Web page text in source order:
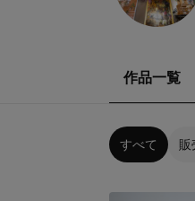
作品一覧
すべて 販